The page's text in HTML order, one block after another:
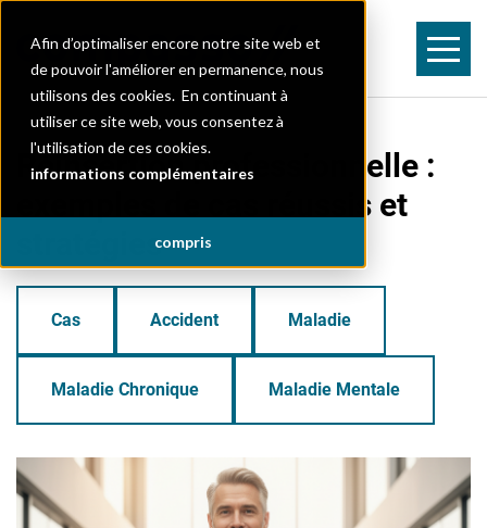
Afin d’optimaliser encore notre site web et
de pouvoir l'améliorer en permanence, nous
utilisons des cookies. En continuant à
utiliser ce site web, vous consentez à
l'utilisation de ces cookies.
informations complémentaires
compris
Réinsertion professionnelle :
exemples de cas réussis et
stratégies
Cas Accident Maladie
Maladie Chronique Maladie Mentale